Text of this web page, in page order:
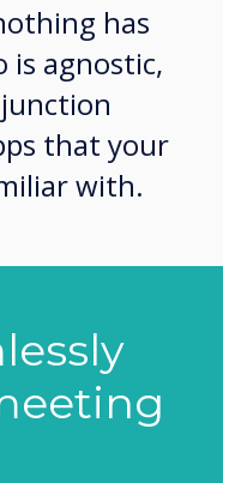
has
is agnostic,
that your
with.